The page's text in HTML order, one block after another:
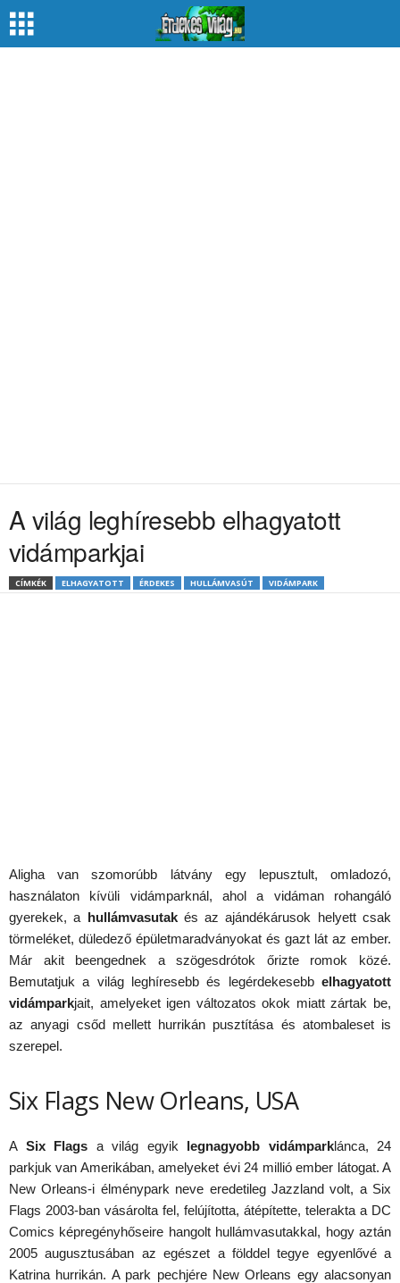
A világ leghíresebb elhagyatott
vidámparkjai
CÍMKÉK ELHAGYATOTT ÉRDEKES HULLÁMVASÚT VIDÁMPARK
Aligha van szomorúbb látvány egy lepusztult, omladozó,
használaton kívüli vidámparknál, ahol a vidáman rohangáló
gyerekek, a hullámvasutakés az ajándékárusok helyett csak
törmeléket, düledező épületmaradványokat és gazt lát az ember.
Már akit beengednek a szögesdrótok őrizte romok közé.
Bemutatjuk a világ leghíresebb és legérdekesebb elhagyatott
vidámparkjait, amelyeket igen változatos okok miatt zártak be,
az anyagi csőd mellett hurrikán pusztítása és atombaleset is
szerepel.
Six Flags New Orleans, USA
A Six Flags a világ egyik legnagyobb vidámparklánca, 24
parkjuk van Amerikában, amelyeket évi 24 millió ember látogat. A
New Orleans-i élménypark neve eredetileg Jazzland volt, a Six
Flags 2003-ban vásárolta fel, felújította, átépítette, telerakta a DC
Comics képregényhőseire hangolt hullámvasutakkal, hogy aztán
2005 augusztusában az egészet a földdel tegye egyenlővé a
Katrina hurrikán. A park pechjére New Orleans egy alacsonyan